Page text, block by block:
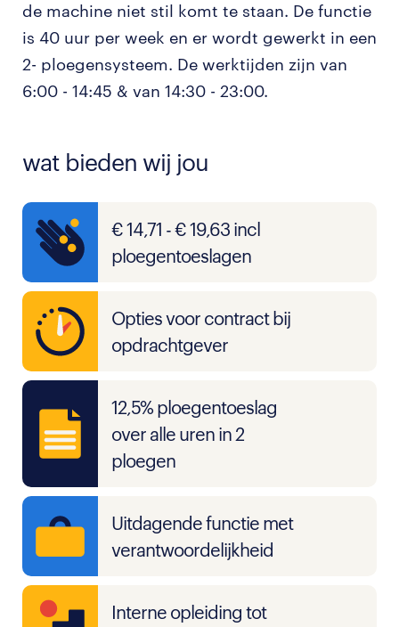
de machine niet stil komt te staan. De functie
is 40 uur per week en er wordt gewerkt in een
2- ploegensysteem. De werktijden zijn van
6:00 - 14:45 & van 14:30 - 23:00.
wat bieden wij jou
€ 14,71 - € 19,63 incl
ploegentoeslagen
Opties voor contract bij
opdrachtgever
12,5% ploegentoeslag
over alle uren in 2
ploegen
Uitdagende functie met
verantwoordelijkheid
Interne opleiding tot